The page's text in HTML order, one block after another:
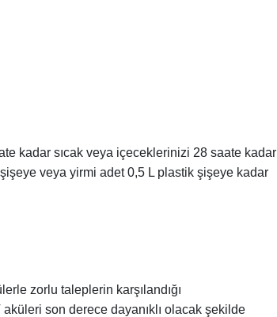
kadar sıcak veya içeceklerinizi 28 saate kadar
veya yirmi adet 0,5 L plastik şişeye kadar
zorlu taleplerin karşılandığı
son derece dayanıklı olacak şekilde